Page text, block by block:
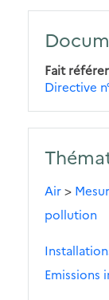
Fait
Directive
Air>
pollution
Emissions